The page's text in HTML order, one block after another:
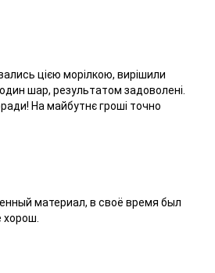
цією морілкою, вирішили
шар, результатом задоволені.
На майбутнє гроші точно
материал, в своё время был